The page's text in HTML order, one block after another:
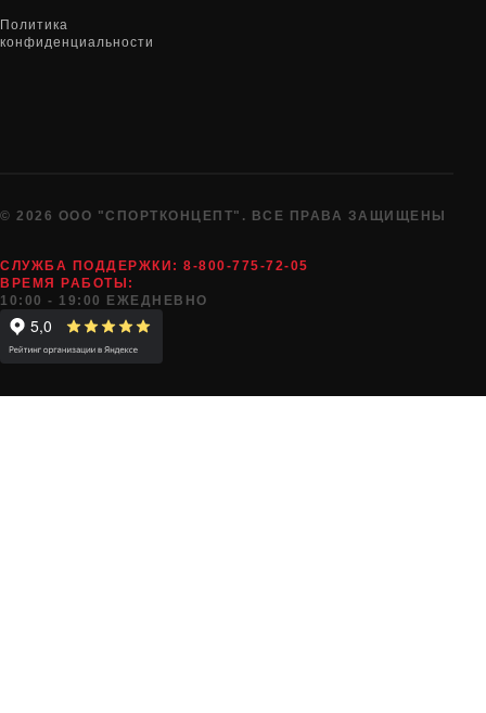
Политика
конфиденциальности
© 2026 ООО "СПОРТКОНЦЕПТ". ВСЕ ПРАВА ЗАЩИЩЕНЫ
СЛУЖБА ПОДДЕРЖКИ: 8-800-775-72-05
ВРЕМЯ РАБОТЫ:
10:00 - 19:00 ЕЖЕДНЕВНО